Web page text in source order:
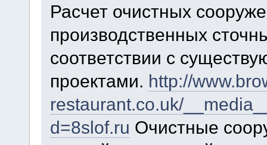
Расчет очистных
производственных
соответствии с
проектами. http://
restaurant.co.uk/
d=8slof.ru Очистные